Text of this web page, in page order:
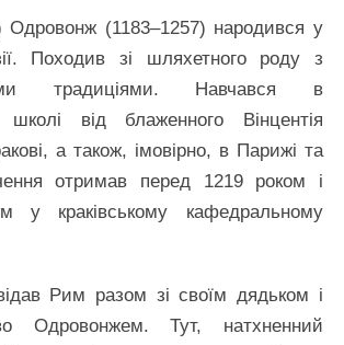
Одровонж (1183–1257) народився у
Походив зі шляхетного роду з
традиціями. Навчався в
школі від блаженного Вінцентія
а також, імовірно, в Парижі та
отримав перед 1219 роком і
у краківському кафедральному
Рим разом зі своїм дядьком і
Одровонжем. Тут, натхненний